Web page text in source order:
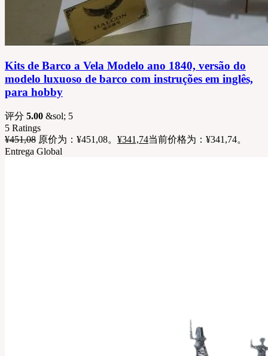
Kits de Barco a Vela Modelo ano 1840, versão do
modelo luxuoso de barco com instruções em inglês,
para hobby
评分 5.00 &sol; 5
5 Ratings
¥451,08 原价为：¥451,08。 ¥341,74当前价格为：¥341,74。
Entrega Global